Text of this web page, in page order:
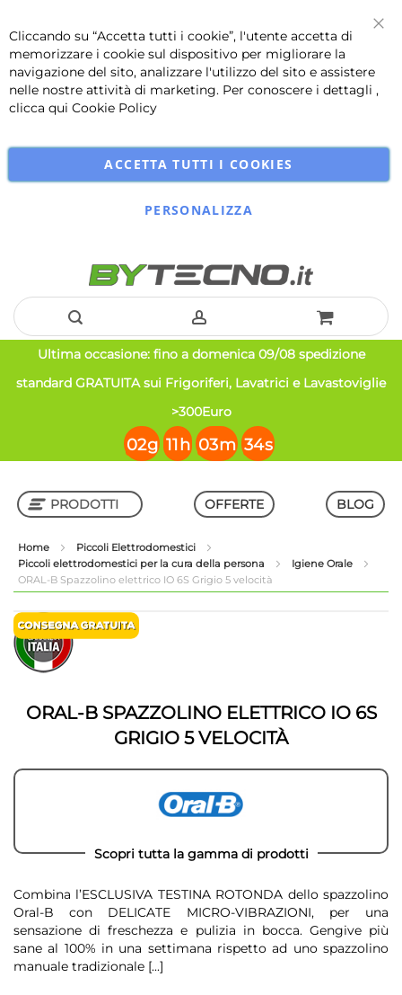
Cliccando su “Accetta tutti i cookie”, l'utente accetta di
memorizzare i cookie sul dispositivo per migliorare la
navigazione del sito, analizzare l'utilizzo del sito e assistere
nelle nostre attività di marketing. Per conoscere i dettagli ,
clicca qui Cookie Policy
ACCETTA TUTTI I COOKIES
PERSONALIZZA
Salta
al
Ultima occasione: fino a domenica 09/08 spedizione
standard GRATUITA sui Frigoriferi, Lavatrici e Lavastoviglie
>300Euro
02g 11h 03m 34s
PRODOTTI
Shop in Shop
OFFERTE BLOG
Home
Piccoli Elettrodomestici
Piccoli elettrodomestici per la cura della persona
Igiene Orale
ORAL-B Spazzolino elettrico IO 6S Grigio 5 velocità
Vai
alla
fine
della
Vai
all'inizio
della
galleria
immagini
ORAL-B SPAZZOLINO ELETTRICO IO 6S
GRIGIO 5 VELOCITÀ
Scopri tutta la gamma di prodotti
Combina l’ESCLUSIVA TESTINA ROTONDA dello spazzolino
Oral-B con DELICATE MICRO-VIBRAZIONI, per una
sensazione di freschezza e pulizia in bocca. Gengive più
sane al 100% in una settimana rispetto ad uno spazzolino
manuale tradizionale [...]